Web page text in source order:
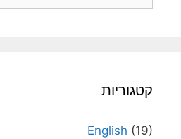
קטגוריות
English (19)